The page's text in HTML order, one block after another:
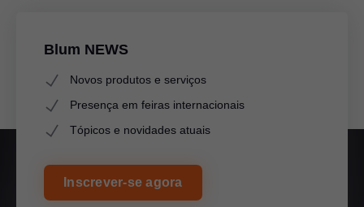
Blum NEWS
Novos produtos e serviços
Presença em feiras internacionais
Tópicos e novidades atuais
Inscrever-se agora